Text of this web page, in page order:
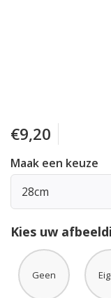
€9,20
Maak een keuze
28cm
Kies uw
Geen